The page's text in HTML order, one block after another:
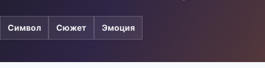
Символ Сюжет Эмоция